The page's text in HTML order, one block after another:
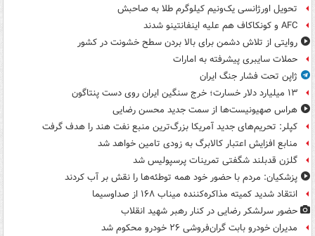
تحویل اورژانسی یک‌ونیم کیلوگرم طلا به صاحبش
AFC و کونکاکاف هم علیه اینفانتینو شدند
روایتی از تلاش دشمن برای بالا بردن سطح خشونت در کشور
حملات سایبری پیشرفته به امارات
ژاپن تحت فشار جنگ ایران
۱۳ میلیارد دلار خسارت؛ خرج سنگین ایران روی دست پنتاگون
هراس صهیونیست‌ها از سمت جدید محسن رضایی
کپلر: تحریم‌های جدید آمریکا بزرگ‌ترین منبع نفت هند را هدف گرفت
منابع افزایش اعتبار کالابرگ به زودی تامین خواهد شد
گلزن قدبلند شگفتی تمرینات پرسپولیس شد
پزشکیان: مردم با حضور خود همه توطئه‌ها را نقش بر آب کردند
انتقاد شدید کمیته مذاکره‌کننده میناب ۱۶۸ از صداوسیما
حضور سرلشکر رضایی در کنار رهبر شهید انقلاب
مدیران خودرو بابت گران‌فروشی ۲۶ خودرو محکوم شد